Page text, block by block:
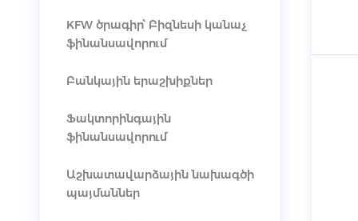
KFW ծրագիր՝ Բիզնեսի կանաչ
ֆինանսավորում
Բանկային երաշխիքներ
Ֆակտորինգային
ֆինանսավորում
Աշխատավարձային նախագծի
պայմաններ